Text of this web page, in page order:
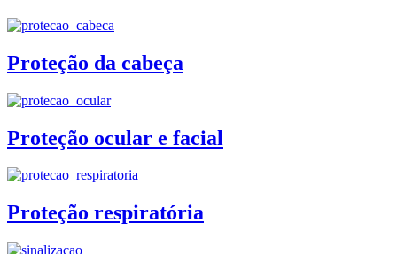
Proteção da cabeça
Proteção ocular e facial
Proteção respiratória